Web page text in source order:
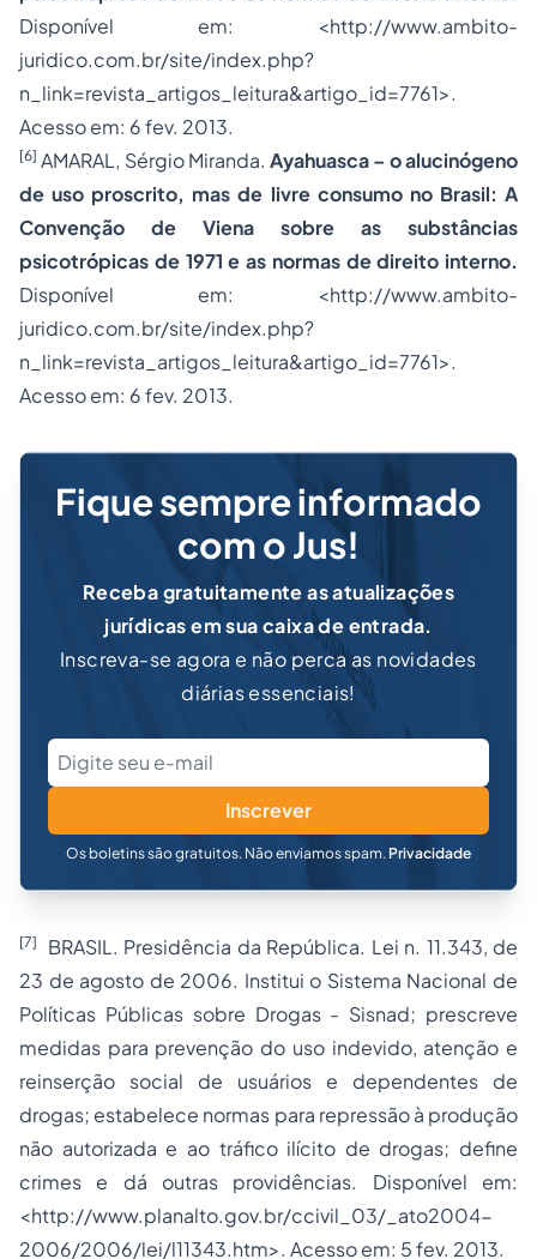
Disponível em: <http://www.ambito-
juridico.com.br/site/index.php?
n_link=revista_artigos_leitura&artigo_id=7761>.
Acesso em: 6 fev. 2013.
[6] AMARAL, Sérgio Miranda.Ayahuasca – o alucinógeno
de uso proscrito, mas de livre consumo no Brasil: A
Convenção de Viena sobre as substâncias
psicotrópicas de 1971 e as normas de direito interno.
Disponível em: <http://www.ambito-
juridico.com.br/site/index.php?
n_link=revista_artigos_leitura&artigo_id=7761>.
Acesso em: 6 fev. 2013.
Fique sempre informado
com o Jus!
Receba gratuitamente as atualizações
jurídicas em sua caixa de entrada.
Inscreva-se agora e não perca as novidades
diárias essenciais!
Inscrever
Os boletins são gratuitos. Não enviamos spam. Privacidade
[7]
BRASIL. Presidência da República. Lei n. 11.343, de
23 de agosto de 2006. Institui o Sistema Nacional de
Políticas Públicas sobre Drogas - Sisnad; prescreve
medidas para prevenção do uso indevido, atenção e
reinserção social de usuários e dependentes de
drogas; estabelece normas para repressão à produção
não autorizada e ao tráfico ilícito de drogas; define
crimes e dá outras providências. Disponível em:
<http://www.planalto.gov.br/ccivil_03/_ato2004-
2006/2006/lei/l11343.htm>. Acesso em: 5 fev. 2013.